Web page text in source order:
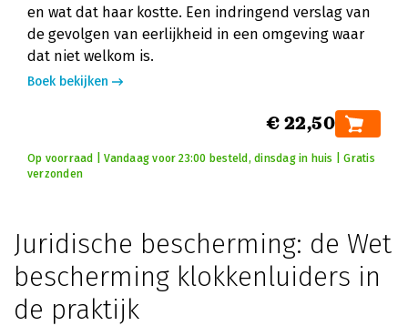
en wat dat haar kostte. Een indringend verslag van
de gevolgen van eerlijkheid in een omgeving waar
dat niet welkom is.
Boek bekijken
€ 22,50
Op voorraad | Vandaag voor 23:00 besteld, dinsdag in huis | Gratis
verzonden
Juridische bescherming: de Wet
bescherming klokkenluiders in
de praktijk